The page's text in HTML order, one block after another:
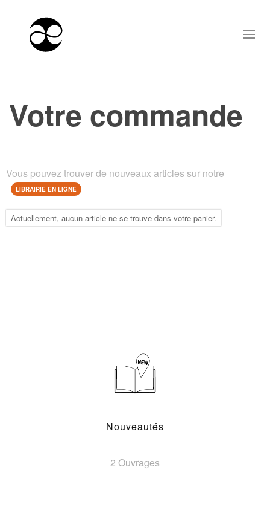
Votre commande
Vous pouvez trouver de nouveaux articles sur notre
LIBRAIRIE EN LIGNE
Actuellement, aucun article ne se trouve dans votre panier.
Nouveautés
2 Ouvrages